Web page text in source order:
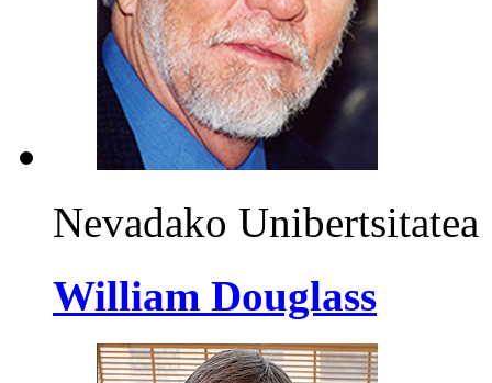
Nevadako Unibertsitatea
William Douglass